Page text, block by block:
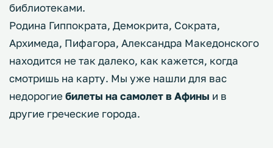
библиотеками.
Родина Гиппократа, Демокрита, Сократа,
Архимеда, Пифагора, Александра Македонского
находится не так далеко, как кажется, когда
смотришь на карту. Мы уже нашли для вас
недорогие билеты на самолет в Афины и в
другие греческие города.